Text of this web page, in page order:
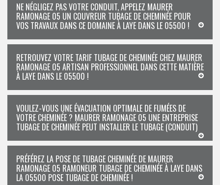
NE NÉGLIGEZ PAS VOTRE CONDUIT, APPELEZ MAURER
RAMONAGE 05 UN COUVREUR TUBAGE DE CHEMINÉE POUR
VOS TRAVAUX DANS CE DOMAINE À LAYE DANS LE 05500 !
RETROUVEZ VOTRE TARIF TUBAGE DE CHEMINÉE CHEZ MAURER
RAMONAGE 05 ARTISAN PROFESSIONNEL DANS CETTE MATIÈRE
À LAYE DANS LE 05500 !
VOULEZ-VOUS UNE ÉVACUATION OPTIMALE DE FUMÉES DE
VOTRE CHEMINÉE ? MAURER RAMONAGE 05 UNE ENTREPRISE
TUBAGE DE CHEMINÉE PEUT INSTALLER LE TUBAGE (CONDUIT)
PRÉFÉREZ LA POSE DE TUBAGE CHEMINÉE DE MAURER
RAMONAGE 05 RAMONEUR TUBAGE DE CHEMINÉE À LAYE DANS
LA 05500 POSE TUBAGE DE CHEMINÉE !